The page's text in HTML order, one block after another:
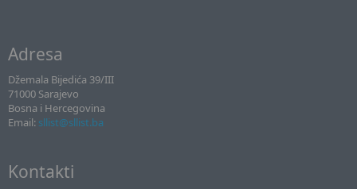
Adresa
Džemala Bijedića 39/III
71000 Sarajevo
Bosna i Hercegovina
Email: sllist@sllist.ba
Kontakti